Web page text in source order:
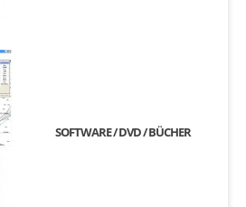
SOFTWARE / DVD / BÜCHER